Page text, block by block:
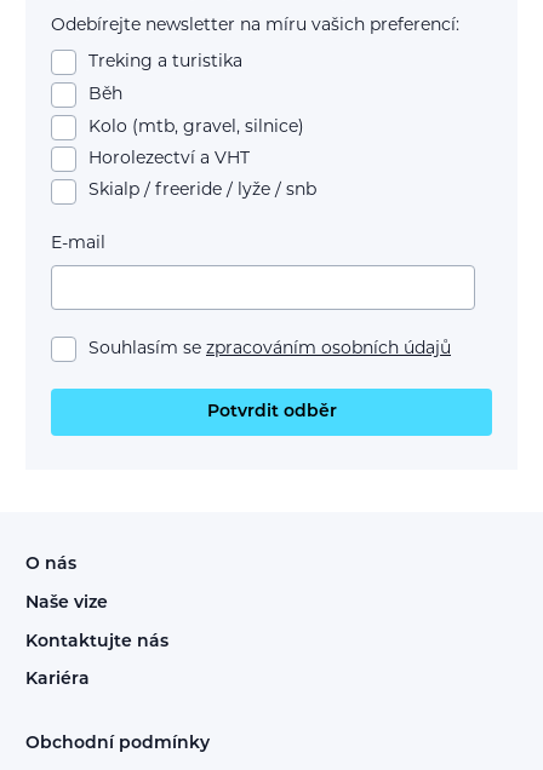
Odebírejte newsletter na míru vašich preferencí:
Treking a turistika
Běh
Kolo (mtb, gravel, silnice)
Horolezectví a VHT
Skialp / freeride / lyže / snb
E-mail
Souhlasím se zpracováním osobních údajů
Potvrdit odběr
O nás
Naše vize
Kontaktujte nás
Kariéra
Obchodní podmínky